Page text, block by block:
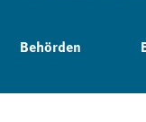
Behörden